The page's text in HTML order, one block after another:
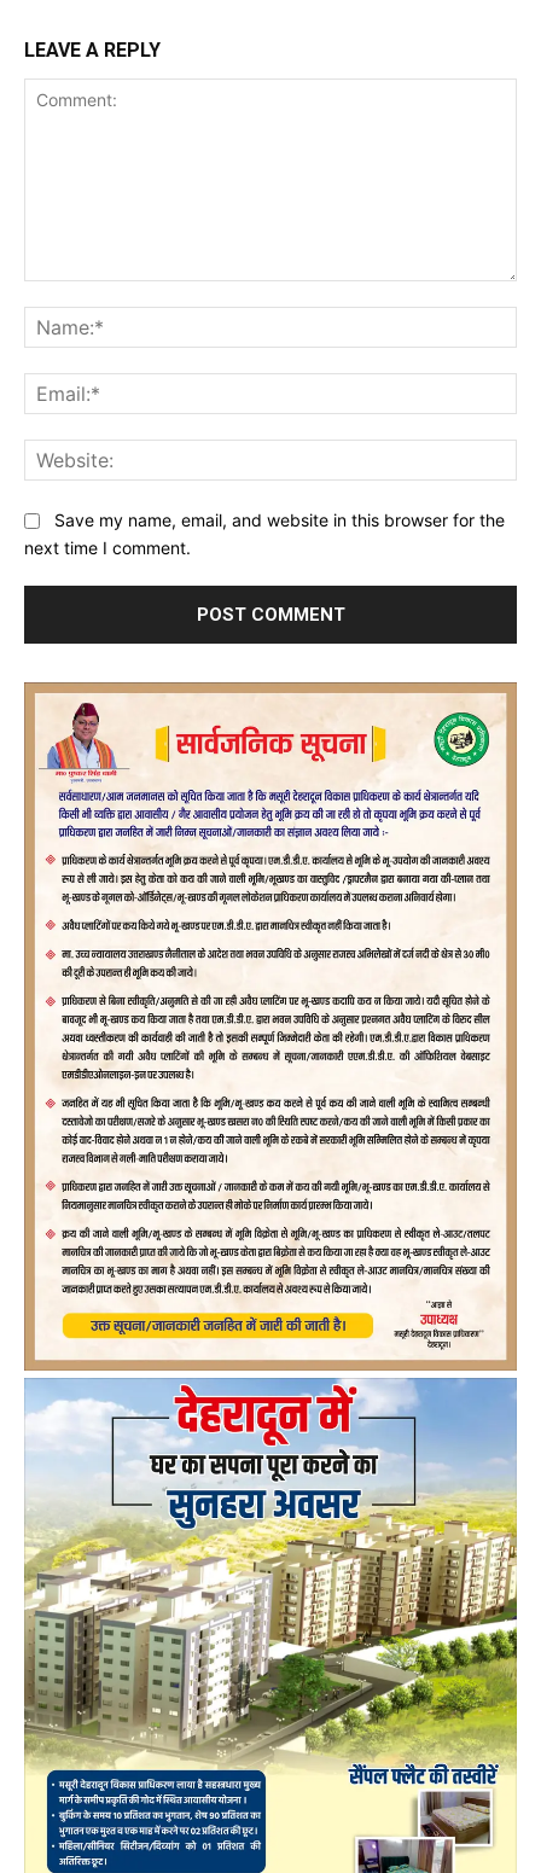
LEAVE A REPLY
Save my name, email, and website in this browser for the
next time I comment.